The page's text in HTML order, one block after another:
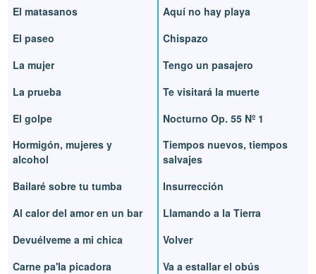
El matasanos
El paseo
La mujer
La prueba
El golpe
Hormigón, mujeres y
alcohol
Bailaré sobre tu tumba
Al calor del amor en un bar
Devuélveme a mi chica
Carne pa'la picadora
Aquí no hay playa
Chispazo
Tengo un pasajero
Te visitará la muerte
Nocturno Op. 55 Nº 1
Tiempos nuevos, tiempos
salvajes
Insurrección
Llamando a la Tierra
Volver
Va a estallar el obús